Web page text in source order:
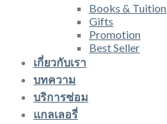
Books & Tuition
Gifts
Promotion
Best Seller
เกี่ยวกับเรา
บทความ
บริการซ่อม
แกลเลอรี่